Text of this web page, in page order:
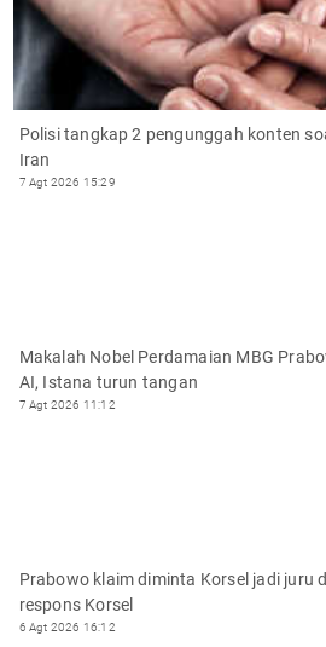
Polisi tangkap 2 pengunggah konten
Iran
7 Agt 2026 15:29
Makalah Nobel Perdamaian MBG
AI, Istana turun tangan
7 Agt 2026 11:12
Prabowo klaim diminta Korsel jadi juru
respons Korsel
6 Agt 2026 16:12